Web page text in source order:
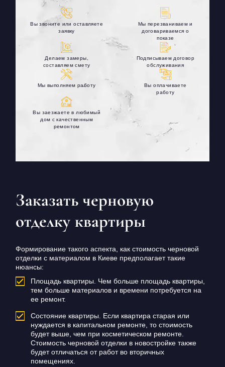
Вы звоните или оставляете
заявку
Мы перезваниваем и
договариваемся о
показе
Делаем замеры,
составляем смету
Подписываем договор
обслуживания
Мы выполняем работу
Вы оплачиваете
работу
Вы заезжаете в любимый
дом с качественным
ремонтом
Заказать черновую
отделку квартиры
Формирование такого аспекта, как стоимость черновой
отделки с материалом в Киеве предполагает такие
нюансы:
Площадь квартиры. Чем больше площадь квартиры,
тем больше материалов и времени потребуется на
ее ремонт.
Состояние квартиры. Если квартира старая или
нуждается в капитальном ремонте, то стоимость
будет выше, чем при косметическом ремонте.
Стоимость черновой отделки в новостройке также
будет отличаться от работ во вторичных
помещениях.